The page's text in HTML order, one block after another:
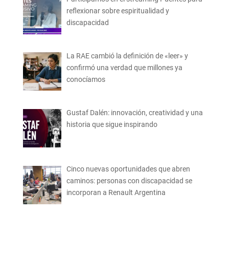
reflexionar sobre espiritualidad y
discapacidad
La RAE cambió la definición de «leer» y
confirmó una verdad que millones ya
conocíamos
Gustaf Dalén: innovación, creatividad y una
historia que sigue inspirando
Cinco nuevas oportunidades que abren
caminos: personas con discapacidad se
incorporan a Renault Argentina